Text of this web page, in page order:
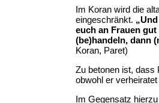
Im Koran wird die
eingeschränkt.
euch an Frauen
(be)handeln, dann
Koran, Paret)
Zu betonen ist, dass
obwohl er
Im Gegensatz